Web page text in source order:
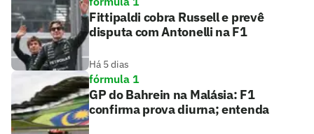
Fittipaldi cobra Russell e prevê
disputa com Antonelli na F1
Há 5 dias
fórmula 1
GP do Bahrein na Malásia: F1
confirma prova diurna; entenda